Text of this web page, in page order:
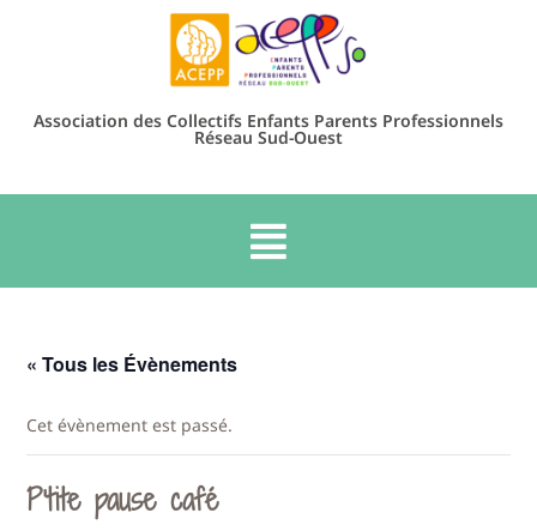
Association des Collectifs Enfants Parents Professionnels
Réseau Sud-Ouest
« Tous les Évènements
Cet évènement est passé.
P’tite pause café